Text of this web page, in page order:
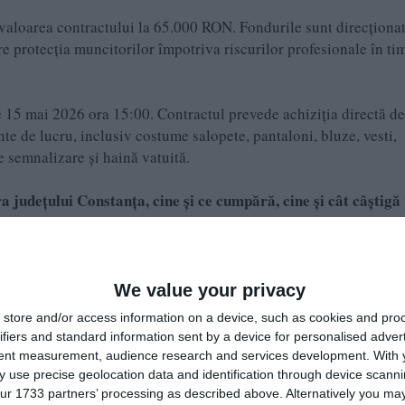
We value your privacy
store and/or access information on a device, such as cookies and
and standard information sent by a device for personalised
measurement, audience research and services development. With
use precise geolocation data and identification through device
1733 partners’ processing as described above. Alternatively you
contractului la 65.000 RON. Fondurile sunt
protecția muncitorilor împotriva riscurilor profesionale în
mai 2026 ora 15:00. Contractul prevede achiziția directă de
de lucru, inclusiv costume salopete, pantaloni, bluze, vesti,
semnalizare și haină vatuită.
județului Constanța, cine și ce cumpără, cine și cât
jurnalistică este exonerată de la unele prevederi
între libertatea de exprimare şi protecţia datelor cu
și sunt obținute din surse publice deschise.